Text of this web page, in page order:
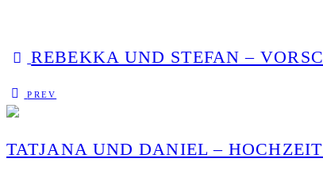
REBEKKA UND STEFAN –
PREV
TATJANA UND DANIEL –